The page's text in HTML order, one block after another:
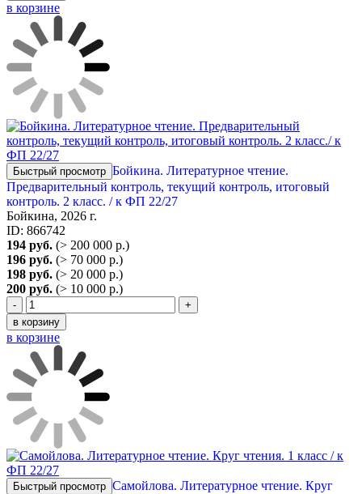
в корзине
Быстрый просмотр Бойкина. Литературное чтение.
Предварительный контроль, текущий контроль, итоговый
контроль. 2 класс. / к ФП 22/27
Бойкина, 2026 г.
ID: 866742
194 руб. (> 200 000 р.)
196 руб. (> 70 000 р.)
198 руб. (> 20 000 р.)
200 руб. (> 10 000 р.)
-
+
в корзину
в корзине
Быстрый просмотр Самойлова. Литературное чтение. Круг